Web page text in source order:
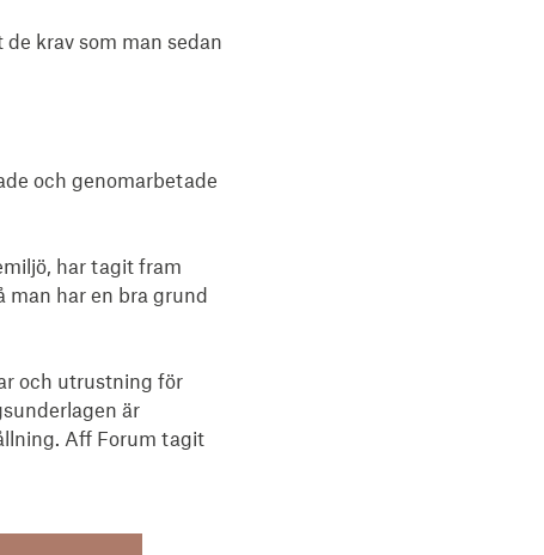
krav som man sedan
och genomarbetade
har tagit fram
man har en bra grund
och utrustning för
är
Aff Forum tagit